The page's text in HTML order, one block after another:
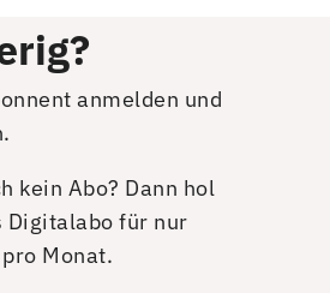
anmelden und
kein Abo? Dann hol
Digitalabo für nur
Monat.